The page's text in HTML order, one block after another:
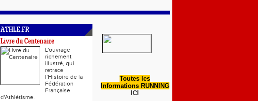
ATHLE.FR
Livre du Centenaire
L'ouvrage
richement
illustré, qui
retrace
l’Histoire de la
Fédération
Française
d'Athlétisme.
Toutes les
Informations RUNNING
ICI